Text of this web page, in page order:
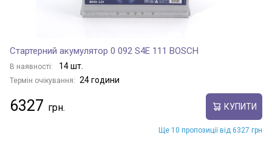
Стартерний акумулятор 0 092 S4E 111 BOSCH
В наявності: 14 шт.
Термін очікування: 24 години
6327 КУПИТИ
Ще 10 пропозиції від 6327 грн